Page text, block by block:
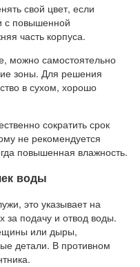
свой цвет, если
с повышенной
часть корпуса.
можно самостоятельно
зоны. Для решения
в сухом, хорошо
сократить срок
не рекомендуется
повышенная влажность.
воды
это указывает на
подачу и отвод воды.
или дыры,
детали. В противном